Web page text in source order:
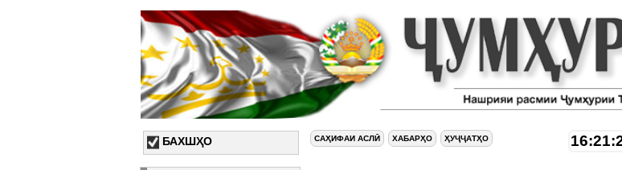
БАХШҲО САҲИФАИ АСЛӢ ХАБАРҲО ҲУҶҶАТҲО